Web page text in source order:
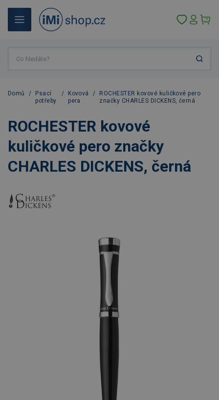
Domů /
Psací
potřeby
/
Kovová
pera
/
ROCHESTER kovové kuličkové pero
značky CHARLES DICKENS, černá
ROCHESTER kovové
kuličkové pero značky
CHARLES DICKENS, černá